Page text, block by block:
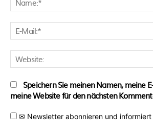
Speichern Sie meinen Namen, meine
meine Website für den nächsten
✉ Newsletter abonnieren und